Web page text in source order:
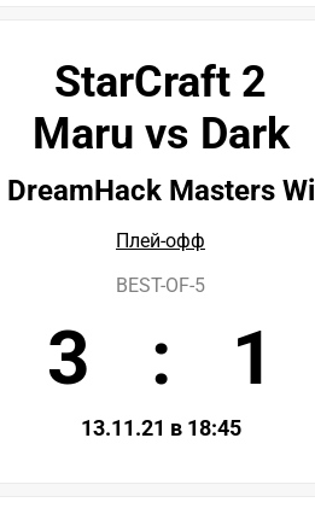
StarCraft 2
Maru vs Dark
DreamHack Masters Wi
Плей-офф
BEST-OF-5
3 : 1
13.11.21 в 18:45